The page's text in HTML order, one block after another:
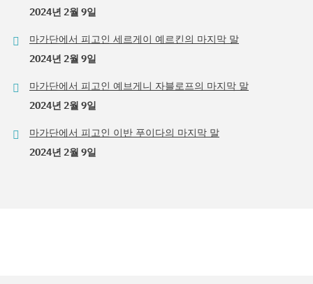
2024년 2월 9일
마가단에서 피고인 세르게이 예르킨의 마지막 말
2024년 2월 9일
마가단에서 피고인 예브게니 자블로프의 마지막 말
2024년 2월 9일
마가단에서 피고인 이반 푸이다의 마지막 말
2024년 2월 9일